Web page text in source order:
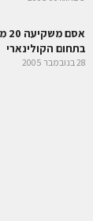
בתחום הקולינארי
28 בנובמבר 2005